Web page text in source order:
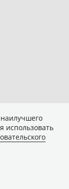
использовать